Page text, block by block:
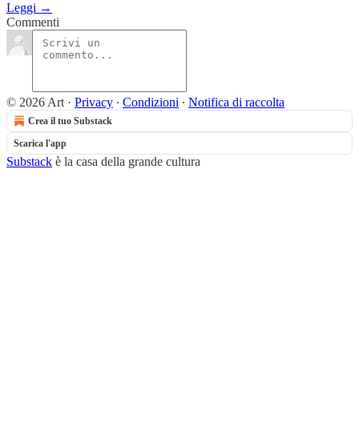
Leggi →
Commenti
© 2026 Art · Privacy ∙ Condizioni ∙ Notifica di raccolta
Crea il tuo Substack
Scarica l'app
Substack è la casa della grande cultura